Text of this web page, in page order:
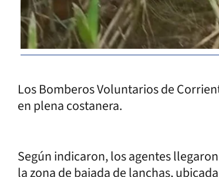
Los Bomberos Voluntarios de
en plena costanera.
Según indicaron, los agentes
la zona de bajada de lanchas,